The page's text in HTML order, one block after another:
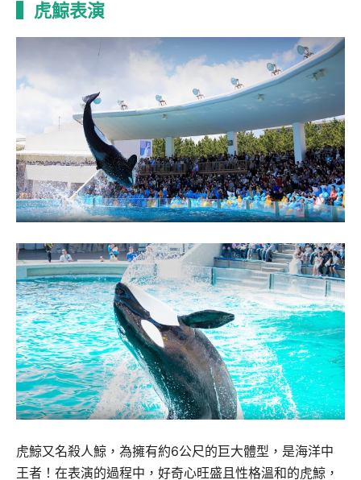
▍虎鯨表演
虎鯨又名殺人鯨，為擁有約6公尺的巨大體型，是海洋中
王者！在表演的過程中，好奇心旺盛且性格溫和的虎鯨，